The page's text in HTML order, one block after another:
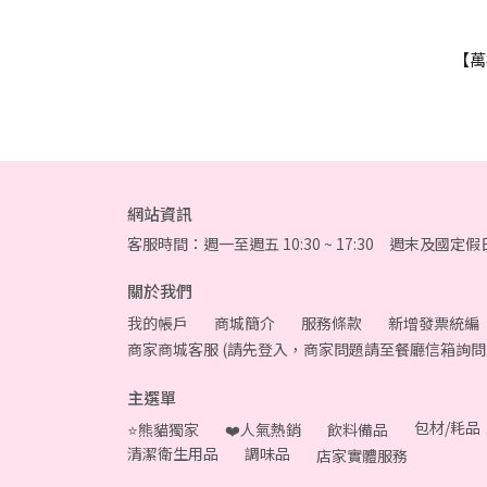
【
網站資訊
客服時間：週一至週五 10:30 ~ 17:30 週末及國定假
關於我們
我的帳戶 商城簡介 服務條款
新增發票統編
商家商城客服 (請先登入，商家問題請至餐廳信箱詢
主選單
⭐熊貓獨家 ❤️人氣熱銷 飲料備品
包材/耗品
清潔衛生用品
調味品 店家實體服務